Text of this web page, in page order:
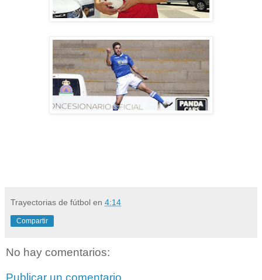
Trayectorias de fútbol en 4:14
Compartir
No hay comentarios: